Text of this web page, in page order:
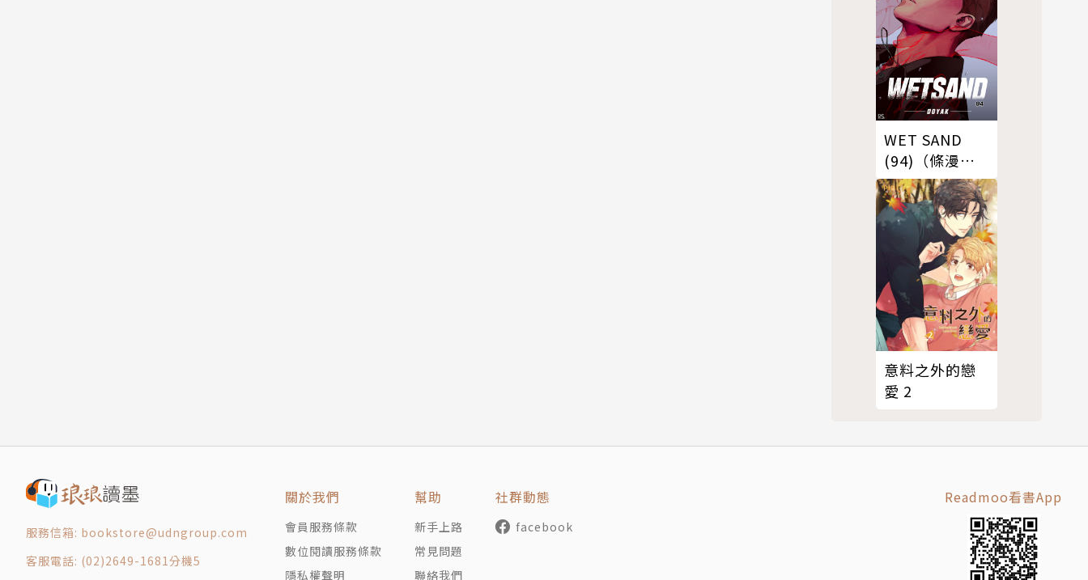
WET SAND
(94)（條漫
版）
意料之外的戀
愛 2
服務信箱: bookstore@udngroup.com
客服電話: (02)2649-1681分機5
關於我們
會員服務條款
數位閱讀服務條款
隱私權聲明
幫助
新手上路
常見問題
聯絡我們
社群動態
facebook
Readmoo看書App